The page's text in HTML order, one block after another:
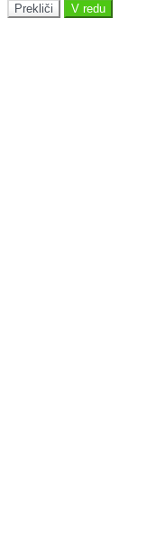
Prekliči V redu